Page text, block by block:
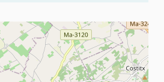
mapa que presenta els